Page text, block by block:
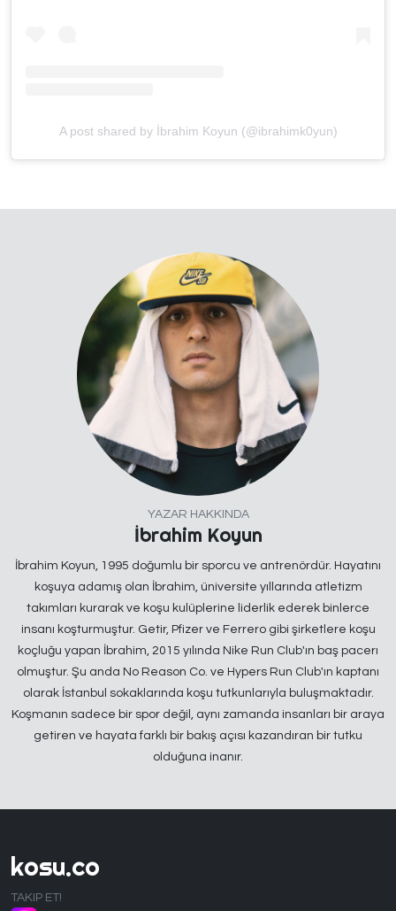
A post shared by İbrahim Koyun (@ibrahimk0yun)
YAZAR HAKKINDA
İbrahim Koyun
İbrahim Koyun, 1995 doğumlu bir sporcu ve antrenördür. Hayatını
koşuya adamış olan İbrahim, üniversite yıllarında atletizm
takımları kurarak ve koşu kulüplerine liderlik ederek binlerce
insanı koşturmuştur. Getir, Pfizer ve Ferrero gibi şirketlere koşu
koçluğu yapan İbrahim, 2015 yılında Nike Run Club'ın baş pacerı
olmuştur. Şu anda No Reason Co. ve Hypers Run Club'ın kaptanı
olarak İstanbul sokaklarında koşu tutkunlarıyla buluşmaktadır.
Koşmanın sadece bir spor değil, aynı zamanda insanları bir araya
getiren ve hayata farklı bir bakış açısı kazandıran bir tutku
olduğuna inanır.
kosu.co
TAKIP ET!